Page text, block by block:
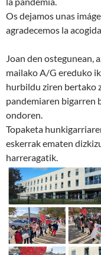
Os dejamos unas
agradecemos la
Joan den ostegunean,
mailako A/G ereduko
hurbildu ziren bertako
pandemiaren bigarren
ondoren.
Topaketa
eskerrak ematen
harreragatik.